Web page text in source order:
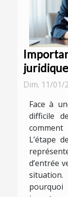
Dim. 11/01/
Face à
difficile
L’étape
d’entrée